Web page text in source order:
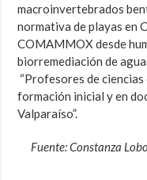
macroinvertebrados
normativa de playas en
COMAMMOX desde
biorremediación de
“Profesores de
formación inicial y en
Valparaíso”.
Fuente: Constanza